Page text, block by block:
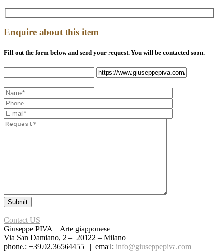
Enquire about this item
Fill out the form below and send your request. You will be contacted soon.
Contact US
Giuseppe PIVA – Arte giapponese
Via San Damiano, 2 – 20122 – Milano
phone.: +39.02.36564455 | email: info@giuseppepiva.com